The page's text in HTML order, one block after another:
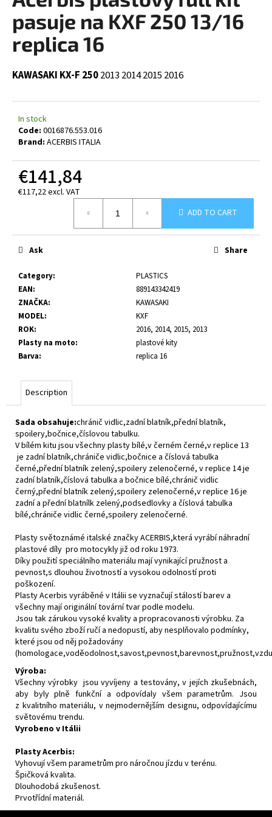
0,0
out
of
stars.
pasuje na KXF 250 13/16
replica 16
KAWASAKI KX-F 2502013 20142015 2016
In stock
Code: 0016876.553.016
Brand: ACERBIS ITALIA
€141,84
€117,22 excl. VAT
ADD TO CART
Category:
PLASTICS
EAN:
889143342419
ZNAČKA:
KAWASAKI
MODEL:
KXF
ROK:
2016, 2014, 2015, 2013
Plasty na moto:
plastové kity
Barva: replica 16
Ask Share
Description
Sada obsahuje:chránič vidlic,zadní blatník,přední blatník,
spoilery,bočnice,číslovou tabulku.
V bílém kitu jsou všechny plasty bílé,v černém černé,v replice 13
je zadní blatník,chrániče vidlic,bočnice a číslová tabulka
černé,přední blatník zelený,spoilery zelenočerné, v replice 14 je
zadní blatník,číslová tabulka a bočnice bílé,chránič vidlic
černý,přední blatník zelený,spoilery zelenočerné,v replice 16 je
zadní a přední blatnílk zelený,podsedlovky a číslová tabulka
bílé,chrániče vidlic černé,spoilery zelenočerné.
Plasty světoznámé italské značky ACERBIS,která vyrábí náhradní
plastové díly pro motocykly již od roku 1973.
Díky použití speciálního materiálu mají vynikající pružnost a
pevnost,s dlouhou životností a vysokou odolností proti
poškození.
Plasty Acerbis vyráběné v Itálii se vyznačují stálostí barev a
všechny mají originální tovární tvar podle modelu.
Jsou tak zárukou vysoké kvality a propracovanosti výrobku. Za
kvalitu svého zboží ručí a nedopustí, aby nesplňovalo podmínky,
které jsou od něj požadovány
Výroba:
Všechny výrobky jsou vyvíjeny a testovány, v jejích zkušebnách,
aby byly plně funkční a odpovídaly všem parametrům. Jsou
z kvalitního materiálu, v nejmodernějším designu, odpovídajícímu
světovému trendu.
Vyrobeno v Itálii
Plasty Acerbis:
Vyhovují všem parametrům pro náročnou jízdu v terénu.
Špičková kvalita.
Dlouhodobá zkušenost.
Prvotřídní materiál.
i
n
g
o
SEARCH
e
o
m
m
n
d